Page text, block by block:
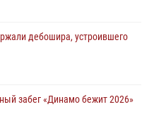
области состоялось
Владимира
дебошира, устроившего
забег «Динамо бежит 2026»